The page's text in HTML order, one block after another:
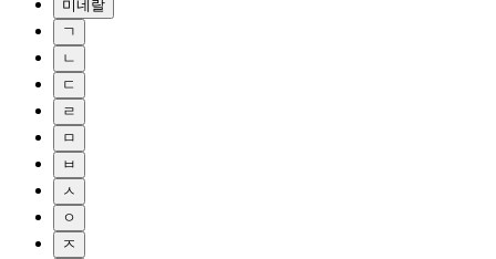
미네랄
ㄱ
ㄴ
ㄷ
ㄹ
ㅁ
ㅂ
ㅅ
ㅇ
ㅈ